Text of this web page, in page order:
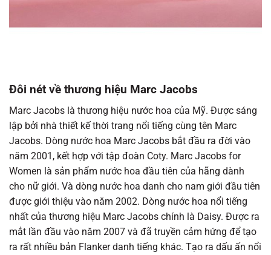
Đôi nét về thương hiệu Marc Jacobs
Marc Jacobs là thương hiệu nước hoa của Mỹ. Được sáng
lập bởi nhà thiết kế thời trang nổi tiếng cùng tên Marc
Jacobs. Dòng nước hoa Marc Jacobs bắt đầu ra đời vào
năm 2001, kết hợp với tập đoàn Coty. Marc Jacobs for
Women là sản phẩm nước hoa đầu tiên của hãng dành
cho nữ giới. Và dòng nước hoa danh cho nam giới đầu tiên
được giới thiệu vào năm 2002. Dòng nước hoa nổi tiếng
nhất của thương hiệu Marc Jacobs chính là Daisy. Được ra
mắt lần đầu vào năm 2007 và đã truyền cảm hứng để tạo
ra rất nhiều bản Flanker danh tiếng khác. Tạo ra dấu ấn nổi